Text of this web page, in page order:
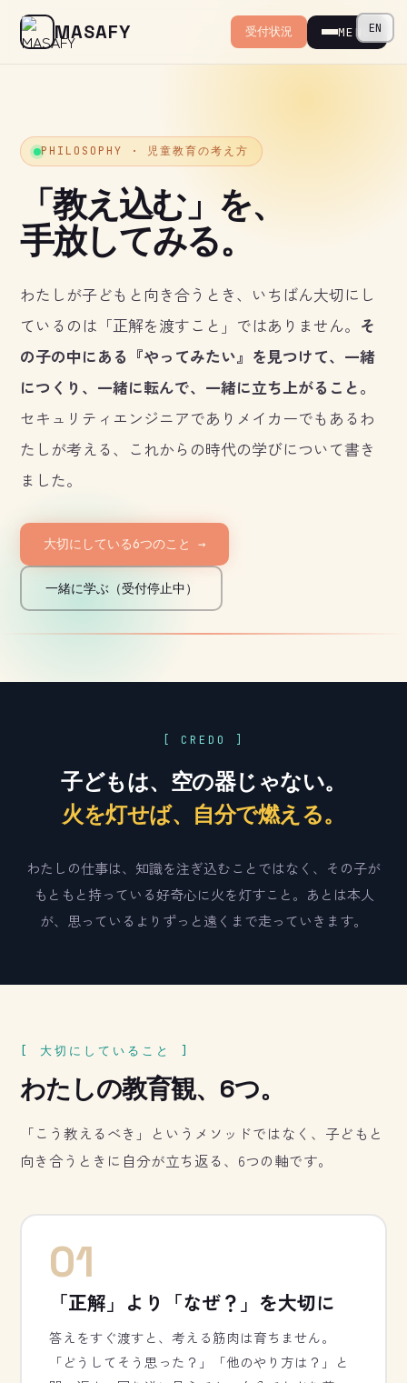
MASAFY 受付状況 MENU
PHILOSOPHY · 児童教育の考え方
「教え込む」を、
手放してみる。
わたしが子どもと向き合うとき、いちばん大切にし
ているのは「正解を渡すこと」ではありません。 そ
の子の中にある『やってみたい』を見つけて、一緒
につくり、一緒に転んで、一緒に立ち上がること。
セキュリティエンジニアでありメイカーでもあるわ
たしが考える、これからの時代の学びについて書き
ました。
大切にしている6つのこと →
一緒に学ぶ（受付停止中）
[ CREDO ]
子どもは、空の器じゃない。
火を灯せば、自分で燃える。
わたしの仕事は、知識を注ぎ込むことではなく、その子が
もともと持っている好奇心に火を灯すこと。あとは本人
が、思っているよりずっと遠くまで走っていきます。
[ 大切にしていること ]
わたしの教育観、6つ。
「こう教えるべき」というメソッドではなく、子どもと
向き合うときに自分が立ち返る、6つの軸です。
01
「正解」より「なぜ？」を大切に
答えをすぐ渡すと、考える筋肉は育ちません。
「どうしてそう思った？」「他のやり方は？」と
EN